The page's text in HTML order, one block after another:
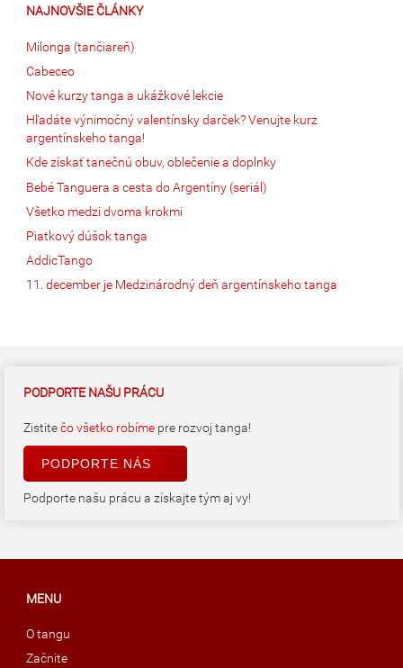
NAJNOVŠIE ČLÁNKY
Milonga (tančiareň)
Cabeceo
Nové kurzy tanga a ukážkové lekcie
Hľadáte výnimočný valentínsky darček? Venujte kurz
argentínskeho tanga!
Kde získať tanečnú obuv, oblečenie a doplnky
Bebé Tanguera a cesta do Argentíny (seriál)
Všetko medzi dvoma krokmi
Piatkový dúšok tanga
AddicTango
11. december je Medzinárodný deň argentínskeho tanga
PODPORTE NAŠU PRÁCU
Zistitečo všetko robíme pre rozvoj tanga!
PODPORTE NÁS
Podporte našu prácu a získajte tým aj vy!
MENU
O tangu
Začnite